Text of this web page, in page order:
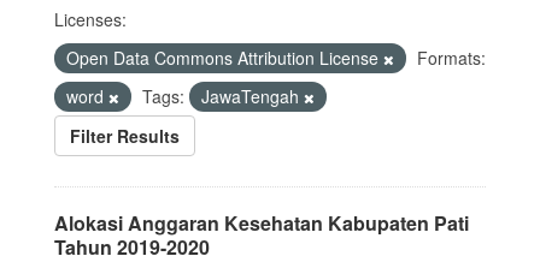
Licenses:
Open Data Commons Attribution License
Formats:
word
Tags:
JawaTengah
Filter Results
Alokasi Anggaran Kesehatan Kabupaten Pati
Tahun 2019-2020